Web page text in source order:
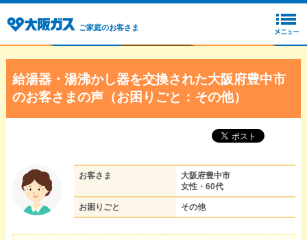
ご家庭のお客さま
給湯器・湯沸かし器を交換された大阪府豊中市
のお客さまの声（お困りごと：その他）
お客さま
大阪府豊中市
女性・60代
お困りごと その他